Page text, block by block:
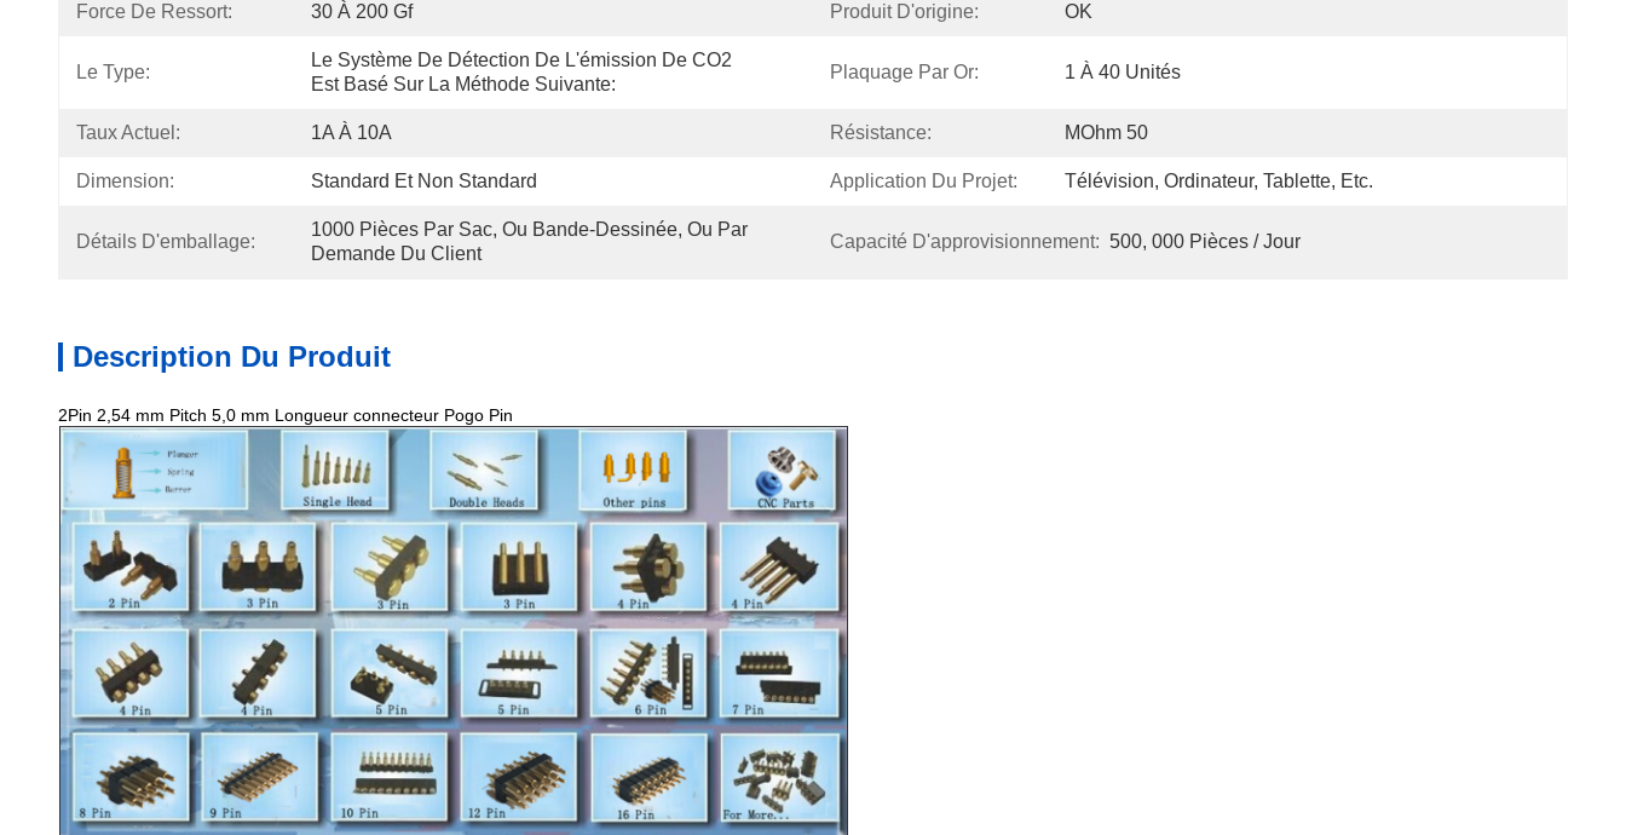
Force De Ressort: 30 À 200 Gf Produit D'origine: OK
Le Type:
Le Système De Détection De L'émission De CO2
Est Basé Sur La Méthode Suivante:
Plaquage Par Or: 1 À 40 Unités
Taux Actuel: 1A À 10A Résistance: MOhm 50
Dimension: Standard Et Non Standard Application Du Projet: Télévision, Ordinateur, Tablette, Etc.
Détails D'emballage:
1000 Pièces Par Sac, Ou Bande-Dessinée, Ou Par
Demande Du Client
Capacité D'approvisionnement: 500, 000 Pièces / Jour
Description Du Produit
2Pin 2,54 mm Pitch 5,0 mm Longueur connecteur Pogo Pin